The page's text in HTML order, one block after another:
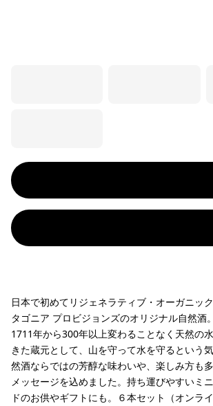
日本で初めてリジェネラティブ・オーガニッ
タゴニア プロビジョンズのオリジナル自然酒
1711年から300年以上変わることなく天然の
きた蔵元として、山を守って水を守るという
然酒ならではの芳醇な味わいや、楽しみ方も
メッセージを込めました。持ち運びやすいミ
ドのお供やギフトにも。６本セット（オンラ